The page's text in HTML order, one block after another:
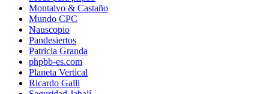
Montalvo & Castaño
Mundo CPC
Nauscopio
Pandesiertos
Patricia Granda
phpbb-es.com
Planeta Vertical
Ricardo Galli